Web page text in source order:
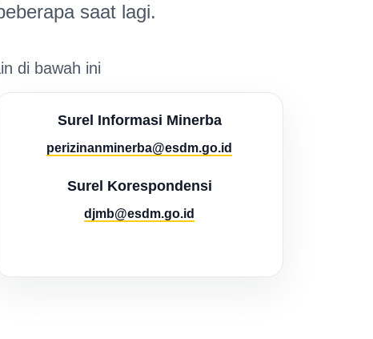
saat lagi.
di bawah ini
Surel Informasi Minerba
perizinanminerba@esdm.go.id
Surel Korespondensi
djmb@esdm.go.id